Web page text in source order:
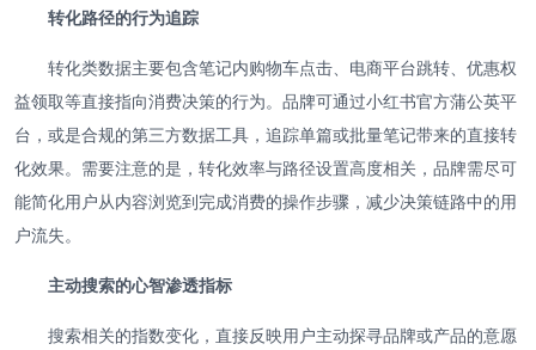
转化路径的行为追踪
转化类数据主要包含笔记内购物车点击、电商平台跳转、优惠权
益领取等直接指向消费决策的行为。品牌可通过小红书官方蒲公英平
台，或是合规的第三方数据工具，追踪单篇或批量笔记带来的直接转
化效果。需要注意的是，转化效率与路径设置高度相关，品牌需尽可
能简化用户从内容浏览到完成消费的操作步骤，减少决策链路中的用
户流失。
主动搜索的心智渗透指标
搜索相关的指数变化，直接反映用户主动探寻品牌或产品的意愿